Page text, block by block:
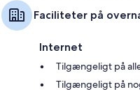
Faciliteter på
Internet
Tilgængeligt på
Tilgængeligt på